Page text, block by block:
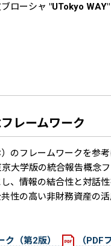
ローシャ "UTokyo WAY"
レームワーク
のフレームワークを参
大学版の統合報告概念
、情報の結合性と対話
性の高い非財務資産の
（第2版） （PDF